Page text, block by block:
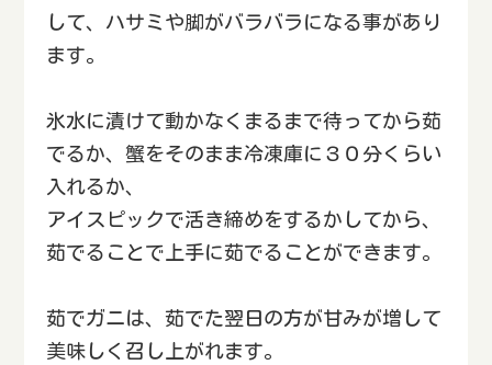
して、ハサミや脚がバラバラになる事があり
ます。
氷水に漬けて動かなくまるまで待ってから茹
でるか、蟹をそのまま冷凍庫に３０分くらい
入れるか、
アイスピックで活き締めをするかしてから、
茹でることで上手に茹でることができます。
茹でガニは、茹でた翌日の方が甘みが増して
美味しく召し上がれます。